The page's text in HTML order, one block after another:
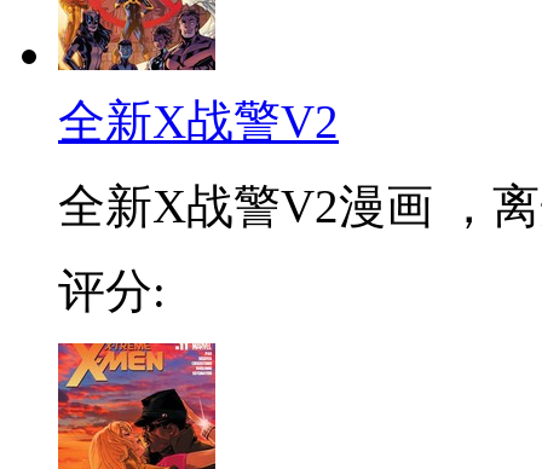
全新X战警V2
全新X战警V2漫画 ，
评分: